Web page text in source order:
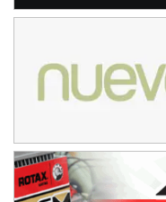
El Timbó (Tucumán)